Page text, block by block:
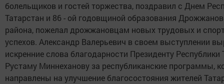
болельщиков и гостей торжества, поздравил с Днем
Татарстан и 86 - ой годовщиной образования
района, пожелал дрожжановцам новых трудовых и
успехов. Александр Валерьевич в своем выступлении
искренние слова благодарности Президенту Республики
Рустаму Миннеханову за республиканские программы,
направлены на улучшение благосостояния жителей